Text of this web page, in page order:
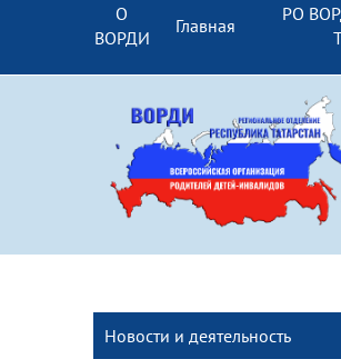
О
ВОРДИ
Главная
РО
Новости и деятельность